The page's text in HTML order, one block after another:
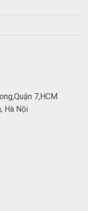
7,HCM
Hà Nội